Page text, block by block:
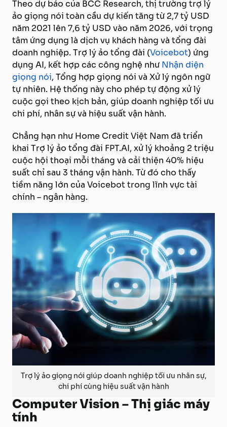
Theo dự báo của BCC Research, thị trường trợ lý
ảo giọng nói toàn cầu dự kiến tăng từ 2,7 tỷ USD
năm 2021 lên 7,6 tỷ USD vào năm 2026, với trọng
tâm ứng dụng là dịch vụ khách hàng và tổng đài
doanh nghiệp. Trợ lý ảo tổng đài (Voicebot) ứng
dụng AI, kết hợp các công nghệ như Nhận diện
giọng nói, Tổng hợp giọng nói và Xử lý ngôn ngữ
tự nhiên. Hệ thống này cho phép tự động xử lý
cuộc gọi theo kịch bản, giúp doanh nghiệp tối ưu
chi phí, nhân sự và hiệu suất vận hành.
Chẳng hạn như Home Credit Việt Nam đã triển
khai Trợ lý ảo tổng đài FPT.AI, xử lý khoảng 2 triệu
cuộc hội thoại mỗi tháng và cải thiện 40% hiệu
suất chỉ sau 3 tháng vận hành. Từ đó cho thấy
tiềm năng lớn của Voicebot trong lĩnh vực tài
chính – ngân hàng.
Trợ lý ảo giọng nói giúp doanh nghiệp tối ưu nhân sự,
chi phí cùng hiệu suất vận hành
Computer Vision – Thị giác máy
tính